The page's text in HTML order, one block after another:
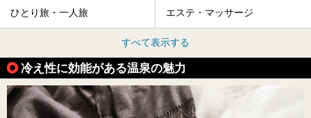
ひとり旅・一人旅 エステ・マッサージ
すべて表示する
冷え性に効能がある温泉の魅力